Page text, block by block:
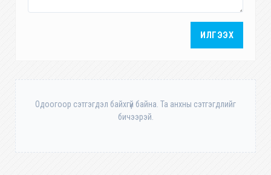
ИЛГЭЭХ
Одоогоор сэтгэгдэл байхгүй байна. Та анхны сэтгэгдлийг
бичээрэй.